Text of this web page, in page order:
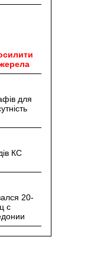
для
КС
20-
с